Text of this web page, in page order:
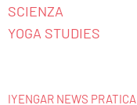
SCIENZA
YOGA STUDIES
IYENGAR NEWS PRATICA